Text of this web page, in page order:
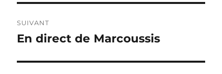
SUIVANT
Publication
En direct de Marcoussis